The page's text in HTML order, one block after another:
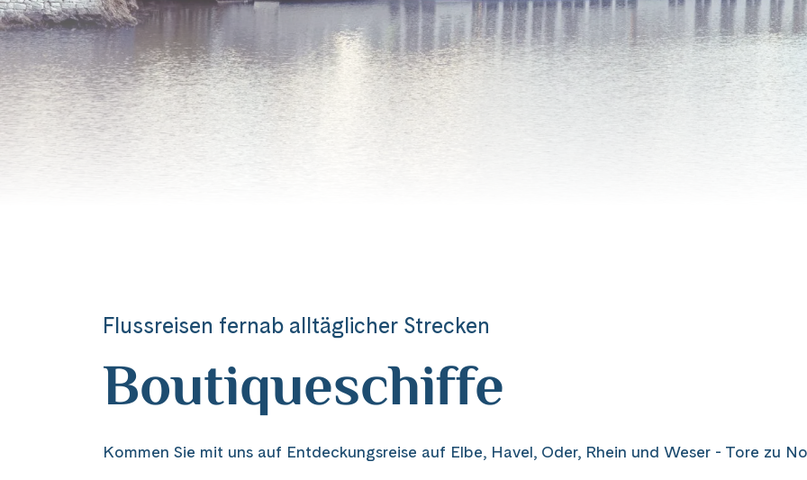
Flussreisen fernab alltäglicher Strecken
Boutiqueschiffe
Kommen Sie mit uns auf Entdeckungsreise auf Elbe, Havel, Oder, Rhein und Weser - Tore zu